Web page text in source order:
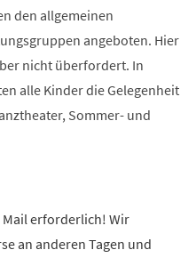
den allgemeinen
angeboten. Hier
nicht überfordert. In
alle Kinder die Gelegenheit
Sommer- und
erforderlich! Wir
an anderen Tagen und